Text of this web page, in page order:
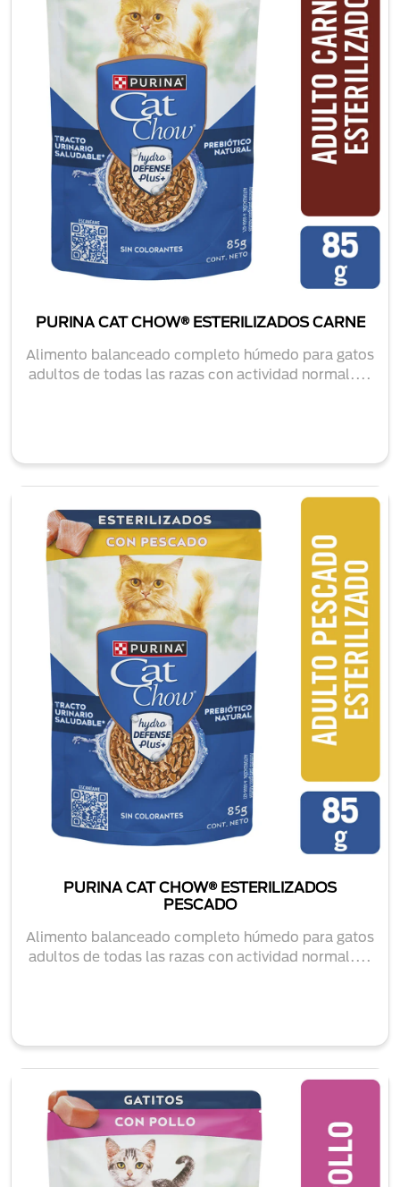
PURINA CAT CHOW® ESTERILIZADOS CARNE
Alimento balanceado completo húmedo para gatos
adultos de todas las razas con actividad normal....
PURINA CAT CHOW® ESTERILIZADOS
PESCADO
Alimento balanceado completo húmedo para gatos
adultos de todas las razas con actividad normal....